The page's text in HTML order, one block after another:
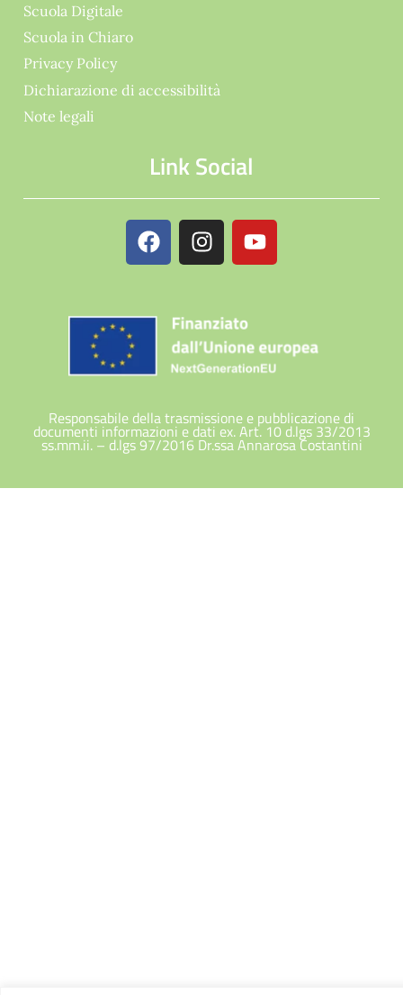
Scuola Digitale
Scuola in Chiaro
Privacy Policy
Dichiarazione di accessibilità
Note legali
Link Social
Responsabile della trasmissione e pubblicazione di
documenti informazioni e dati ex. Art. 10 d.lgs 33/2013
ss.mm.ii. – d.lgs 97/2016 Dr.ssa Annarosa Costantini